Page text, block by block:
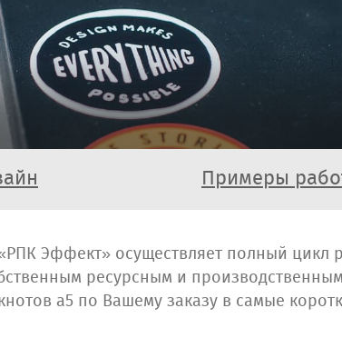
Примеры
Эффект» осуществляет полный цикл
ресурсным и
а5 по Вашему заказу в самые